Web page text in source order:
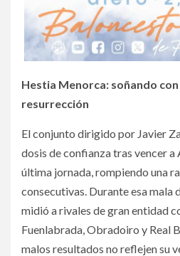
Hestia Menorca: soñando
resurrección
El conjunto dirigido por Javier
dosis de confianza tras vencer a
última jornada, rompiendo una
consecutivas. Durante esa mala
midió a rivales de gran entidad
Fuenlabrada, Obradoiro y Real
malos resultados no reflejen su